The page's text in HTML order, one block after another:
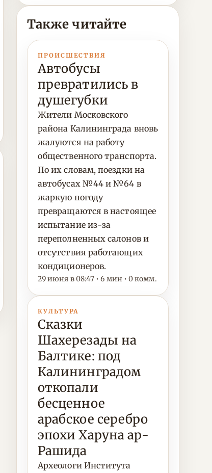
Также читайте
ПРОИСШЕСТВИЯ
Автобусы
превратились в
душегубки
Жители Московского
района Калининграда вновь
жалуются на работу
общественного транспорта.
По их словам, поездки на
автобусах №44 и №64 в
жаркую погоду
превращаются в настоящее
испытание из-за
переполненных салонов и
отсутствия работающих
кондиционеров.
29 июня в 08:47 • 6 мин • 0 комм.
КУЛЬТУРА
Сказки
Шахерезады на
Балтике: под
Калининградом
откопали
бесценное
арабское серебро
эпохи Харуна ар-
Рашида
Археологи Института